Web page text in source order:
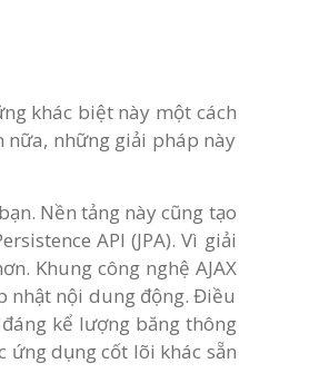
khác biệt này một cách
nữa, những giải pháp này
Nền tảng này cũng tạo
API (JPA). Vì giải
Khung công nghệ AJAX
nhật nội dung động. Điều
kể lượng băng thông
ứng dụng cốt lõi khác sẵn